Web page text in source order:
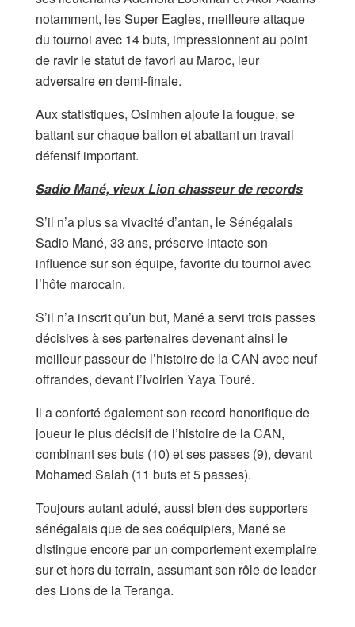
notamment, les Super Eagles, meilleure attaque
du tournoi avec 14 buts, impressionnent au point
de ravir le statut de favori au Maroc, leur
adversaire en demi-finale.
Aux statistiques, Osimhen ajoute la fougue, se
battant sur chaque ballon et abattant un travail
défensif important.
Sadio Mané, vieux Lion chasseur de records
S’il n’a plus sa vivacité d’antan, le Sénégalais
Sadio Mané, 33 ans, préserve intacte son
influence sur son équipe, favorite du tournoi avec
l’hôte marocain.
S’il n’a inscrit qu’un but, Mané a servi trois passes
décisives à ses partenaires devenant ainsi le
meilleur passeur de l’histoire de la CAN avec neuf
offrandes, devant l’Ivoirien Yaya Touré.
Il a conforté également son record honorifique de
joueur le plus décisif de l’histoire de la CAN,
combinant ses buts (10) et ses passes (9), devant
Mohamed Salah (11 buts et 5 passes).
Toujours autant adulé, aussi bien des supporters
sénégalais que de ses coéquipiers, Mané se
distingue encore par un comportement exemplaire
sur et hors du terrain, assumant son rôle de leader
des Lions de la Teranga.